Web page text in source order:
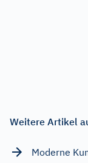
Weitere Artikel
Moderne